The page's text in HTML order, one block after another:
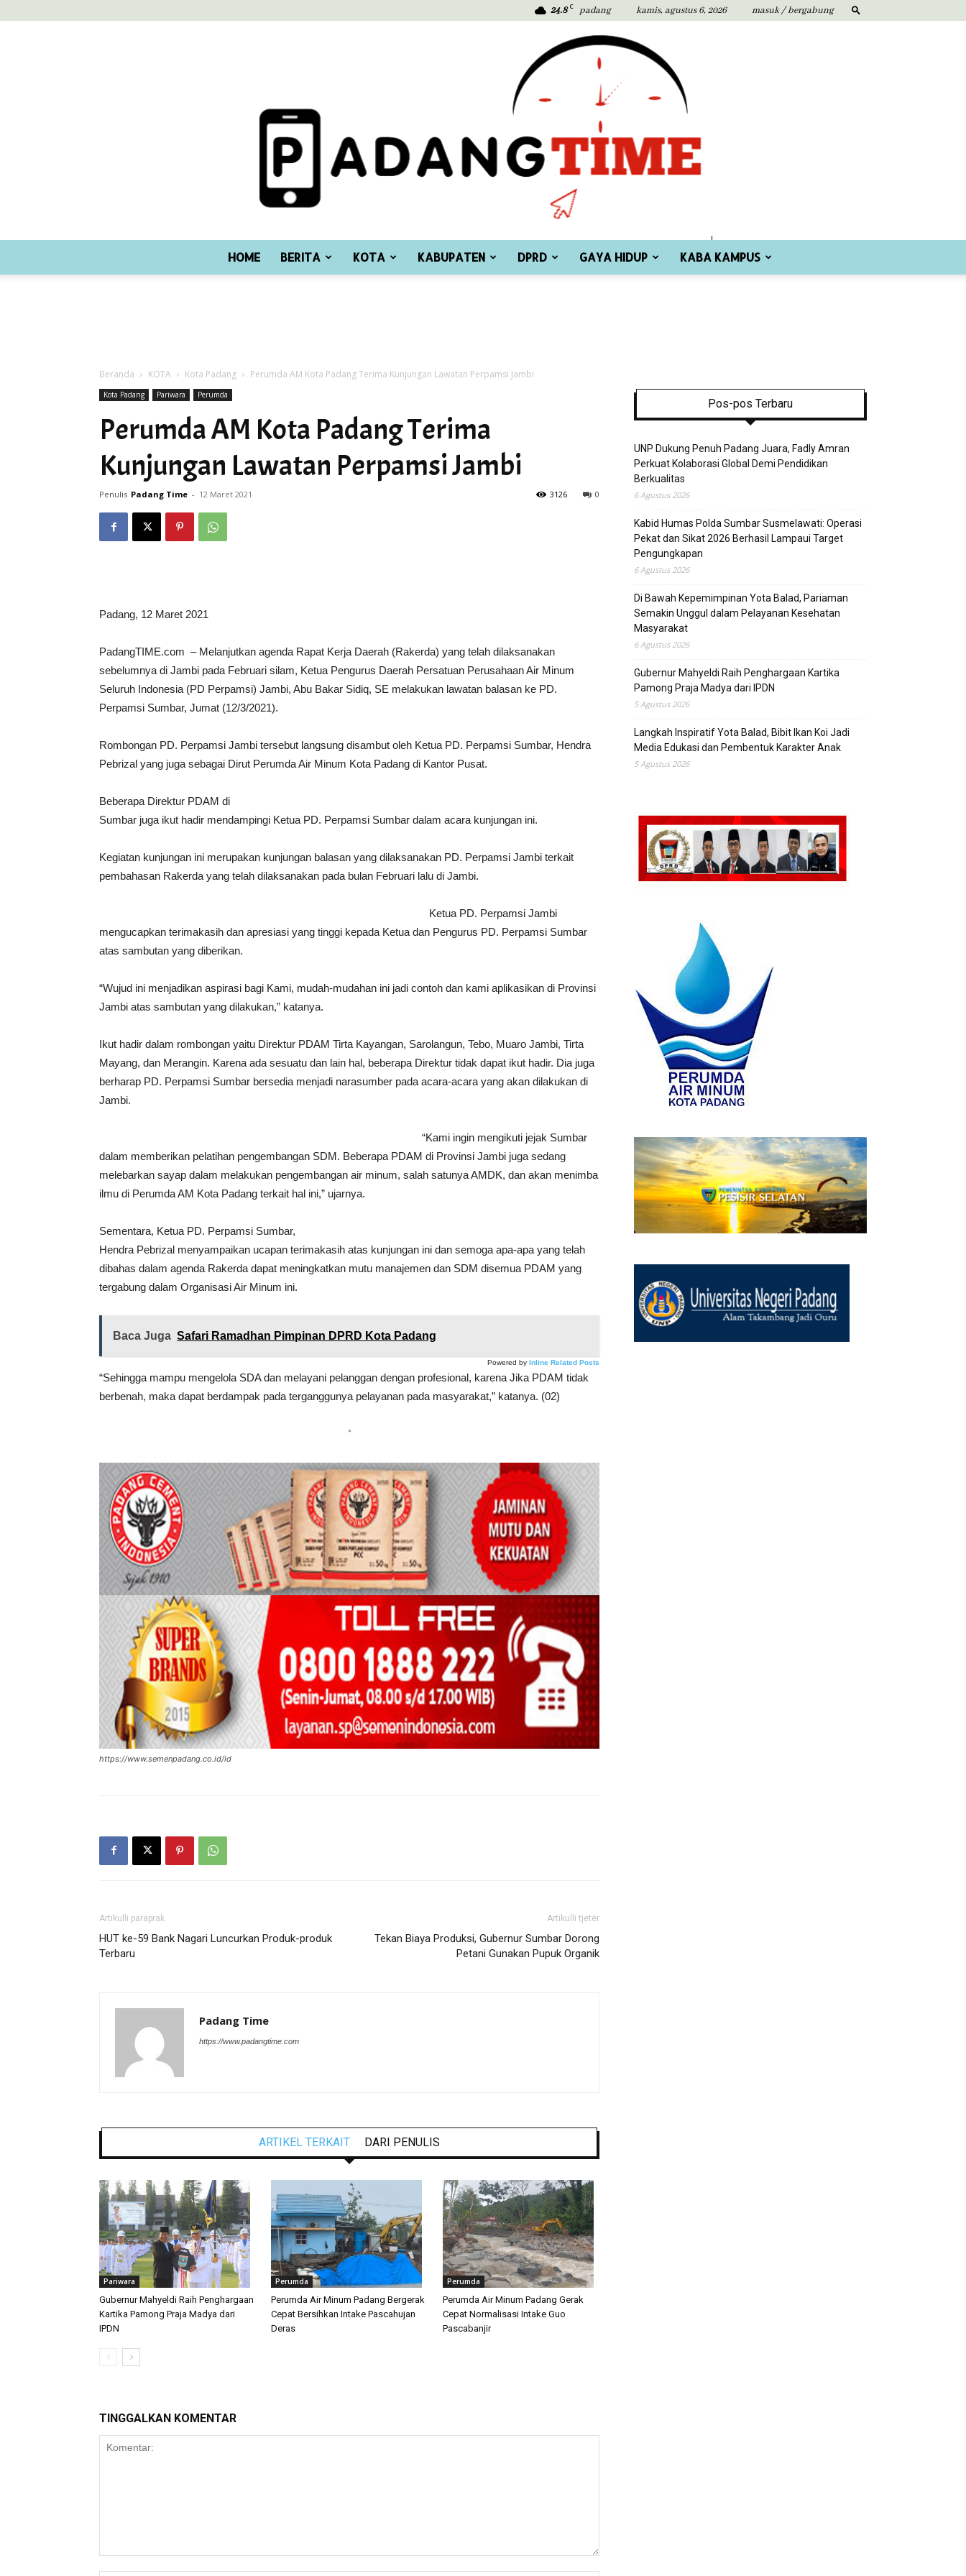
24.8 C padang kamis, agustus 6, 2026 masuk / bergabung
Time
HOME BERITA KOTA KABUPATEN DPRD GAYA HIDUP KABA KAMPUS
Beranda KOTA Kota Padang Perumda AM Kota Padang Terima Kunjungan Lawatan Perpamsi Jambi
Kota Padang Pariwara Perumda
Perumda AM Kota Padang Terima
Kunjungan Lawatan Perpamsi Jambi
Penulis Padang Time - 12 Maret 2021 0
3126
Padang, 12 Maret 2021
PadangTIME.com – Melanjutkan agenda Rapat Kerja Daerah (Rakerda) yang telah dilaksanakan
sebelumnya di Jambi pada Februari silam, Ketua Pengurus Daerah Persatuan Perusahaan Air Minum
Seluruh Indonesia (PD Perpamsi) Jambi, Abu Bakar Sidiq, SE melakukan lawatan balasan ke PD.
Perpamsi Sumbar, Jumat (12/3/2021).
Rombongan PD. Perpamsi Jambi tersebut langsung disambut oleh Ketua PD. Perpamsi Sumbar, Hendra
Pebrizal yang juga sebagai Dirut Perumda Air Minum Kota Padang di Kantor Pusat.
Beberapa Direktur PDAM di
Sumbar juga ikut hadir mendampingi Ketua PD. Perpamsi Sumbar dalam acara kunjungan ini.
Kegiatan kunjungan ini merupakan kunjungan balasan yang dilaksanakan PD. Perpamsi Jambi terkait
pembahasan Rakerda yang telah dilaksanakan pada bulan Februari lalu di Jambi.
Ketua PD. Perpamsi Jambi
mengucapkan terimakasih dan apresiasi yang tinggi kepada Ketua dan Pengurus PD. Perpamsi Sumbar
atas sambutan yang diberikan.
“Wujud ini menjadikan aspirasi bagi Kami, mudah-mudahan ini jadi contoh dan kami aplikasikan di Provinsi
Jambi atas sambutan yang dilakukan,” katanya.
Ikut hadir dalam rombongan yaitu Direktur PDAM Tirta Kayangan, Sarolangun, Tebo, Muaro Jambi, Tirta
Mayang, dan Merangin. Karena ada sesuatu dan lain hal, beberapa Direktur tidak dapat ikut hadir. Dia juga
berharap PD. Perpamsi Sumbar bersedia menjadi narasumber pada acara-acara yang akan dilakukan di
Jambi.
“Kami ingin mengikuti jejak Sumbar
dalam memberikan pelatihan pengembangan SDM. Beberapa PDAM di Provinsi Jambi juga sedang
melebarkan sayap dalam melakukan pengembangan air minum, salah satunya AMDK, dan akan menimba
ilmu di Perumda AM Kota Padang terkait hal ini,” ujarnya.
Sementara, Ketua PD. Perpamsi Sumbar,
Hendra Pebrizal menyampaikan ucapan terimakasih atas kunjungan ini dan semoga apa-apa yang telah
dibahas dalam agenda Rakerda dapat meningkatkan mutu manajemen dan SDM disemua PDAM yang
tergabung dalam Organisasi Air Minum ini.
Baca Juga Safari Ramadhan Pimpinan DPRD Kota Padang
Powered by Inline Related Posts
“Sehingga mampu mengelola SDA dan melayani pelanggan dengan profesional, karena Jika PDAM tidak
berbenah, maka dapat berdampak pada terganggunya pelayanan pada masyarakat,” katanya. (02)
*
https://www.semenpadang.co.id/id
Artikulli paraprak
HUT ke-59 Bank Nagari Luncurkan Produk-produk
Terbaru
Artikulli tjetër
Tekan Biaya Produksi, Gubernur Sumbar Dorong
Petani Gunakan Pupuk Organik
Padang Time
https://www.padangtime.com
ARTIKEL TERKAIT DARI PENULIS
Pariwara
Gubernur Mahyeldi Raih Penghargaan
Kartika Pamong Praja Madya dari
IPDN
Perumda
Perumda Air Minum Padang Bergerak
Cepat Bersihkan Intake Pascahujan
Deras
Perumda
Perumda Air Minum Padang Gerak
Cepat Normalisasi Intake Guo
Pascabanjir
TINGGALKAN KOMENTAR
Pos-pos Terbaru
UNP Dukung Penuh Padang Juara, Fadly Amran
Perkuat Kolaborasi Global Demi Pendidikan
Berkualitas
6 Agustus 2026
Kabid Humas Polda Sumbar Susmelawati: Operasi
Pekat dan Sikat 2026 Berhasil Lampaui Target
Pengungkapan
6 Agustus 2026
Di Bawah Kepemimpinan Yota Balad, Pariaman
Semakin Unggul dalam Pelayanan Kesehatan
Masyarakat
6 Agustus 2026
Gubernur Mahyeldi Raih Penghargaan Kartika
Pamong Praja Madya dari IPDN
5 Agustus 2026
Langkah Inspiratif Yota Balad, Bibit Ikan Koi Jadi
Media Edukasi dan Pembentuk Karakter Anak
5 Agustus 2026